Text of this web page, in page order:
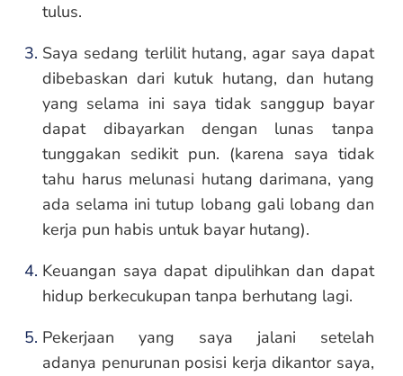
tulus.
Saya sedang terlilit hutang, agar saya dapat
dibebaskan dari kutuk hutang, dan hutang
yang selama ini saya tidak sanggup bayar
dapat dibayarkan dengan lunas tanpa
tunggakan sedikit pun. (karena saya tidak
tahu harus melunasi hutang darimana, yang
ada selama ini tutup lobang gali lobang dan
kerja pun habis untuk bayar hutang).
Keuangan saya dapat dipulihkan dan dapat
hidup berkecukupan tanpa berhutang lagi.
Pekerjaan yang saya jalani setelah
adanya penurunan posisi kerja dikantor saya,